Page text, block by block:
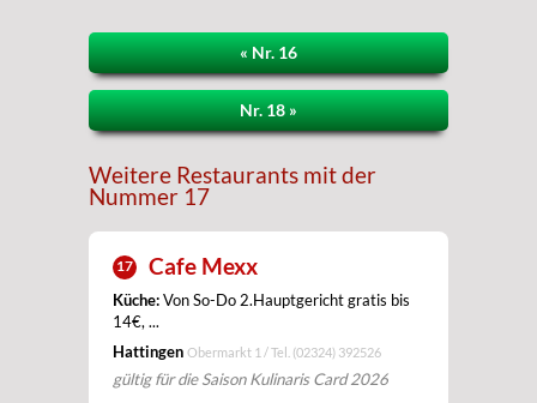
« Nr. 16
Nr. 18 »
Weitere Restaurants mit der
Nummer 17
17 Cafe Mexx
Küche:Von So-Do 2.Hauptgericht gratis bis
14€, ...
Hattingen Obermarkt 1 / Tel. (02324) 392526
gültig für die Saison Kulinaris Card 2026